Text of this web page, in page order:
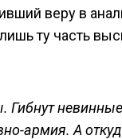
веру в
ту часть
Гибнут
армия. А